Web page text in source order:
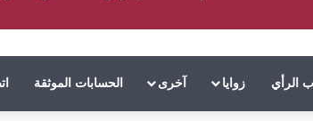
الرأي زوايا آخرى الحسابات الموثقة